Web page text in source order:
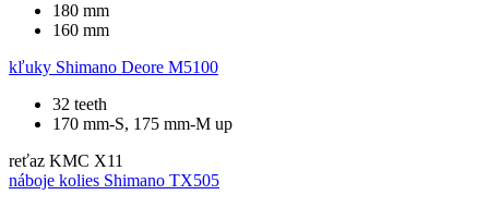
180 mm
160 mm
kľuky Shimano Deore M5100
32 teeth
170 mm-S, 175 mm-M up
reťaz KMC X11
náboje kolies Shimano TX505